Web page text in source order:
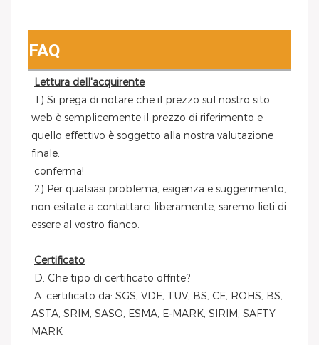
FAQ
Lettura dell'acquirente
web è semplicemente il prezzo di riferimento e
quello effettivo è soggetto alla nostra valutazione
finale.
conferma!
non esitate a contattarci liberamente, saremo lieti di
essere al vostro fianco.
Certificato
D. Che tipo di certificato offrite?
ASTA, SRIM, SASO, ESMA, E-MARK, SIRIM, SAFTY
MARK